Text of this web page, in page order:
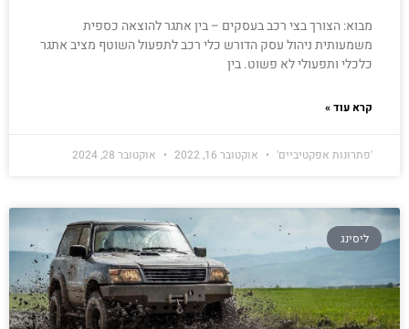
מבוא: הצורך בצי רכב בעסקים – בין אתגר להוצאה כספית
משמעותית ניהול עסק הדורש כלי רכב לתפעול השוטף מציב אתגר
כלכלי ותפעולי לא פשוט. בין
קרא עוד »
'פתרונות אפקטיביים' אוקטובר 16, 2022 אוקטובר 28, 2024
ליסינג